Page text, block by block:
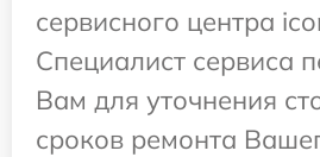
сервисного центра
Специалист сервиса
Вам для уточнения
сроков ремонта